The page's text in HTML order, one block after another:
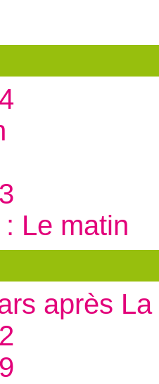
Le matin
après La